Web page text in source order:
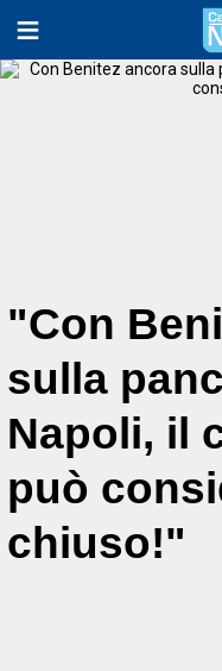
"Con
sulla
Napoli, il
può
chiuso!"